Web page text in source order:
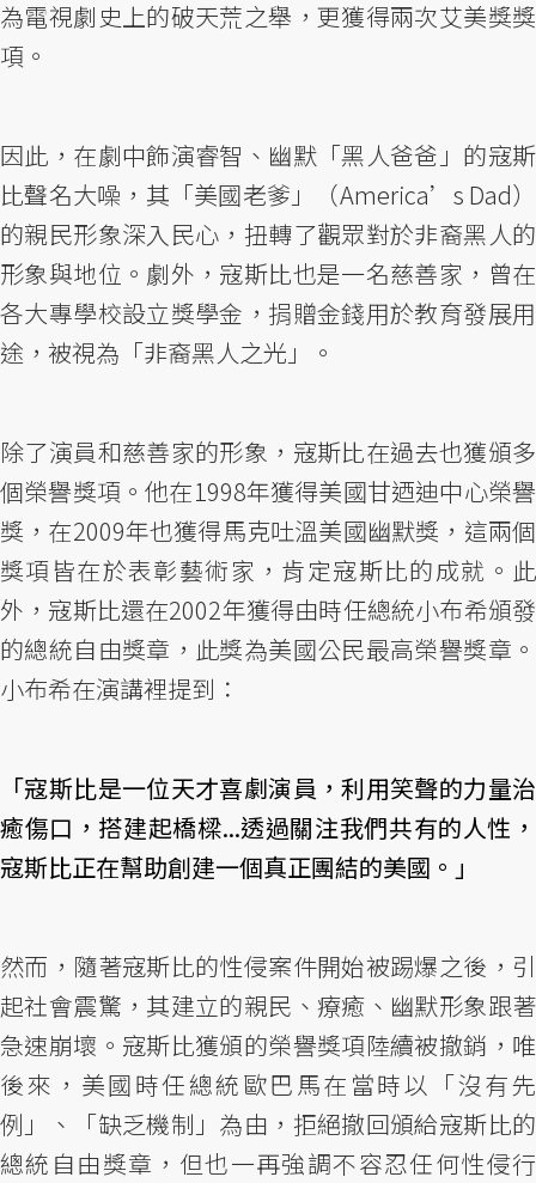
為電視劇史上的破天荒之舉，更獲得兩次艾美獎獎
項。
因此，在劇中飾演睿智、幽默「黑人爸爸」的寇斯
比聲名大噪，其「美國老爹」（America’s Dad）
的親民形象深入民心，扭轉了觀眾對於非裔黑人的
形象與地位。劇外，寇斯比也是一名慈善家，曾在
各大專學校設立獎學金，捐贈金錢用於教育發展用
途，被視為「非裔黑人之光」。
除了演員和慈善家的形象，寇斯比在過去也獲頒多
個榮譽獎項。他在1998年獲得美國甘迺迪中心榮譽
獎，在2009年也獲得馬克吐溫美國幽默獎，這兩個
獎項皆在於表彰藝術家，肯定寇斯比的成就。此
外，寇斯比還在2002年獲得由時任總統小布希頒發
的總統自由獎章，此獎為美國公民最高榮譽獎章。
小布希在演講裡提到：
「寇斯比是一位天才喜劇演員，利用笑聲的力量治
癒傷口，搭建起橋樑...透過關注我們共有的人性，
寇斯比正在幫助創建一個真正團結的美國。」
然而，隨著寇斯比的性侵案件開始被踢爆之後，引
起社會震驚，其建立的親民、療癒、幽默形象跟著
急速崩壞。寇斯比獲頒的榮譽獎項陸續被撤銷，唯
後來，美國時任總統歐巴馬在當時以「沒有先
例」、「缺乏機制」為由，拒絕撤回頒給寇斯比的
總統自由獎章，但也一再強調不容忍任何性侵行